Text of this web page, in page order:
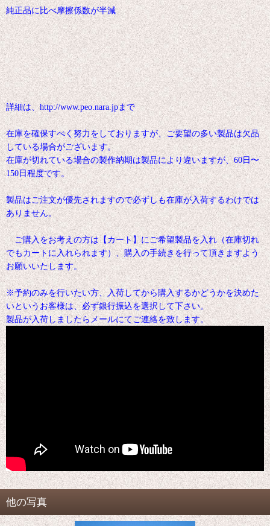
純正品に比べ摩擦係数が半減
詳細は、http://www.peo.nara.jpまで
在庫を確保すべく努力をしておりますが、ご要望の多い製品は欠品
している場合がございます。
在庫が切れている場合の製作納期は製品により違いますが、60日〜
150日程度です。
製品はご注文が優先されますので必ずしも在庫が入荷するわけでは
ありません。
ご購入をお考えの方は【カート】にご希望製品を入れ（在庫切れ
でもカートに入れられます）、購入の手続きを行って頂きますよう
お願いいたします。
※予約のみを行いたい方、入荷してから購入するかどうかを決めた
いというお客様は、必ず銀行振込を選択して下さい。
製品が入荷しましたらメールにてご連絡を致します。
他の写真